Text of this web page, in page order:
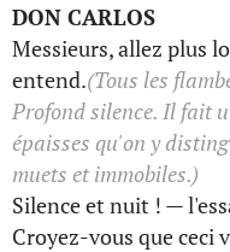
DON CARLOS
Messieurs, allez plus
entend.(Tous les
Profond silence. Il fait
épaisses qu'on y
muets et immobiles.)
Silence et nuit ! —
Croyez-vous que ceci